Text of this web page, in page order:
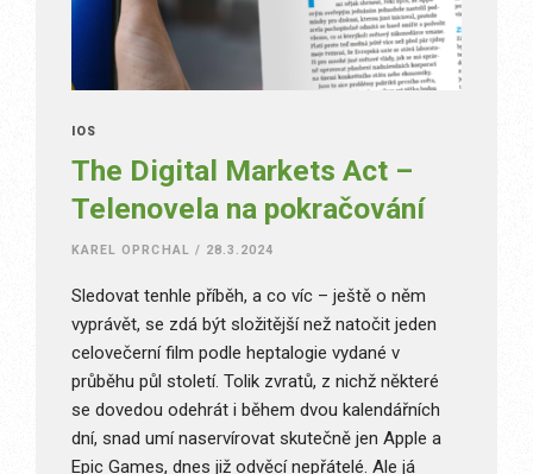
IOS
The Digital Markets Act –
Telenovela na pokračování
KAREL OPRCHAL / 28.3.2024
Sledovat tenhle příběh, a co víc – ještě o něm
vyprávět, se zdá být složitější než natočit jeden
celovečerní film podle heptalogie vydané v
průběhu půl století. Tolik zvratů, z nichž některé
se dovedou odehrát i během dvou kalendářních
dní, snad umí naservírovat skutečně jen Apple a
Epic Games, dnes již odvěcí nepřátelé. Ale já